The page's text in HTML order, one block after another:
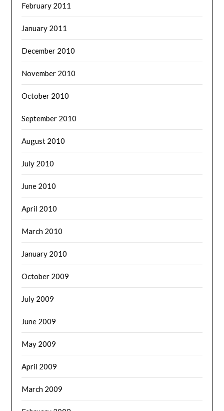
February 2011
January 2011
December 2010
November 2010
October 2010
September 2010
August 2010
July 2010
June 2010
April 2010
March 2010
January 2010
October 2009
July 2009
June 2009
May 2009
April 2009
March 2009